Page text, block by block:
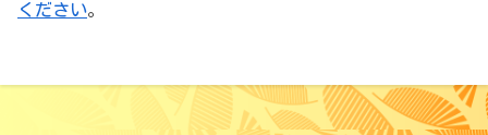
ください。